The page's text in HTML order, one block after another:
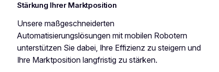
Stärkung Ihrer Marktposition
Unsere maßgeschneiderten
Automatisierungslösungen mit mobilen Robotern
unterstützen Sie dabei, Ihre Effizienz zu steigern und
Ihre Marktposition langfristig zu stärken.